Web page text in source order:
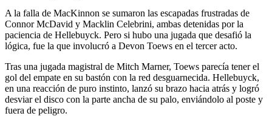
A la falla de MacKinnon se sumaron las escapadas frustradas de
Connor McDavid y Macklin Celebrini, ambas detenidas por la
paciencia de Hellebuyck. Pero si hubo una jugada que desafió la
lógica, fue la que involucró a Devon Toews en el tercer acto.
Tras una jugada magistral de Mitch Marner, Toews parecía tener el
gol del empate en su bastón con la red desguarnecida. Hellebuyck,
en una reacción de puro instinto, lanzó su brazo hacia atrás y logró
desviar el disco con la parte ancha de su palo, enviándolo al poste y
fuera de peligro.